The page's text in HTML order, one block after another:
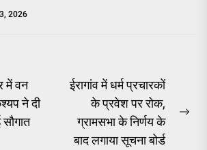
2026
में वन
ने दी
ईरागांव में धर्म प्रचारकों
के प्रवेश पर रोक,
ग्रामसभा के निर्णय के
बाद लगाया सूचना बोर्ड